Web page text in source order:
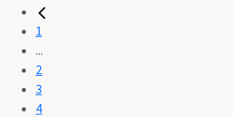
1
...
2
3
4